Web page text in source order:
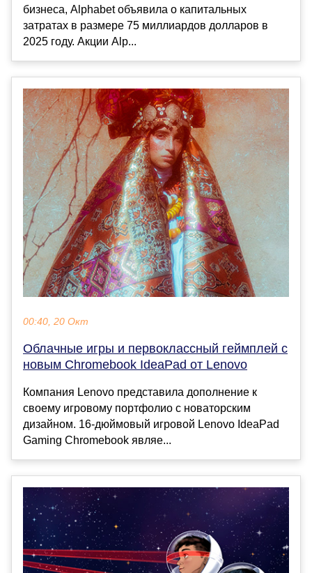
бизнеса, Alphabet объявила о капитальных
затратах в размере 75 миллиардов долларов в
2025 году. Акции Alp...
00:40, 20 Окт
Облачные игры и первоклассный геймплей с
новым Chromebook IdeaPad от Lenovo
Компания Lenovo представила дополнение к
своему игровому портфолио с новаторским
дизайном. 16-дюймовый игровой Lenovo IdeaPad
Gaming Chromebook являе...